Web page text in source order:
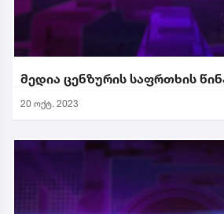
მედია ცენზურის საფრთხის
20 ოქტ. 2023